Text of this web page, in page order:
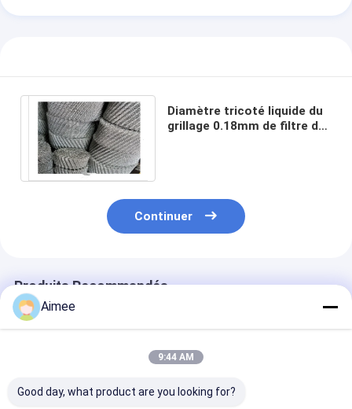
Diamètre tricoté liquide du
grillage 0.18mm de filtre de
Continuer
Produits Recommandés
Aimee
9:44 AM
Good day, what product are you looking for?